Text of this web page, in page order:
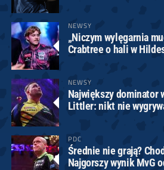
NEWSY
„Niczym wylęgarnia
Crabtree o hali w
NEWSY
Największy dominator
Littler: nikt nie
PDC
Średnie nie grają?
Najgorszy wynik MvG